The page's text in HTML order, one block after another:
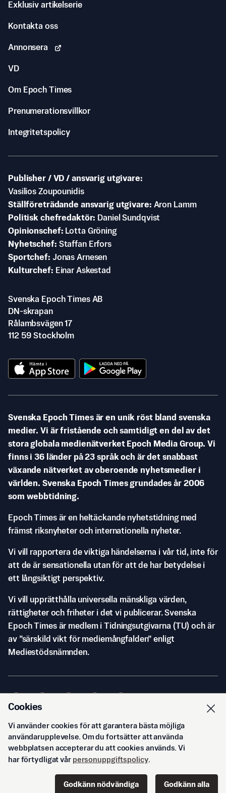
Exklusiv artikelserie
Kontakta oss
Annonsera
VD
Om Epoch Times
Prenumerationsvillkor
Integritetspolicy
Publisher / VD / ansvarig utgivare
Vasilios Zoupounidis
Ställföreträdande ansvarig utgivare Aron Lamm
Politisk chefredaktör
Daniel Sundqvist
Opinionschef
Lotta Gröning
Nyhetschef Staffan Erfors
Sportchef Jonas Arnesen
Kulturchef
Einar Askestad
Svenska Epoch Times AB
DN-skrapan
Rålambsvägen 17
112 59 Stockholm
Svenska Epoch Times är en unik röst bland svenska
medier. Vi är fristående och samtidigt en del av det
stora globala medienätverket Epoch Media Group. Vi
finns i 36 länder på 23 språk och är det snabbast
växande nätverket av oberoende nyhetsmedier i
världen. Svenska Epoch Times grundades år 2006
som webbtidning.
Epoch Times är en heltäckande nyhetstidning med
främst riksnyheter och internationella nyheter.
Vi vill rapportera de viktiga händelserna i vår tid, inte för
att de är sensationella utan för att de har betydelse i
ett långsiktigt perspektiv.
Vi vill upprätthålla universella mänskliga värden,
rättigheter och friheter i det vi publicerar. Svenska
Epoch Times är medlem i Tidningsutgivarna (TU) och är
av ”särskild vikt för mediemångfalden” enligt
Mediestödsnämnden.
© Svenska Epoch Times AB2026
Cookies
Vi använder cookies för att garantera bästa möjliga
användarupplevelse. Om du fortsätter att använda
webbplatsen accepterar du att cookies används. Vi
har förtydligat vår personuppgiftspolicy.
Godkänn nödvändiga Godkänn alla